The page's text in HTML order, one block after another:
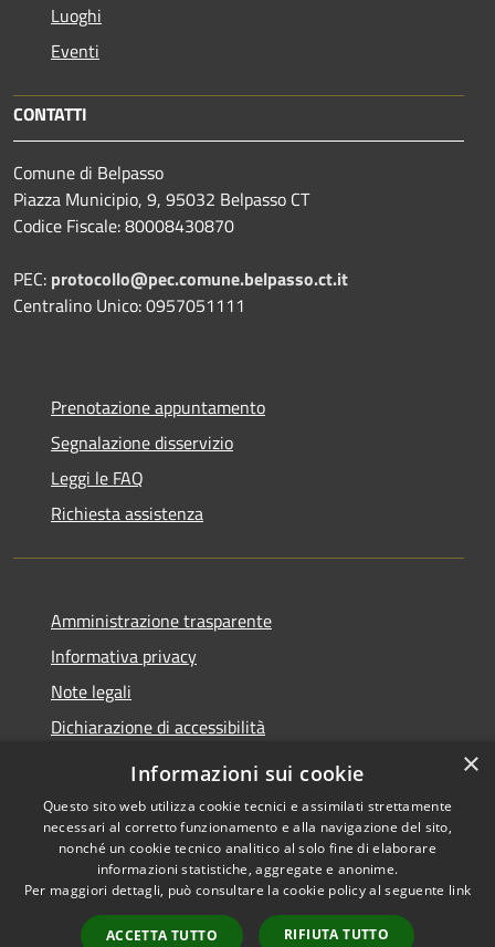
Luoghi
Eventi
CONTATTI
Comune di Belpasso
Piazza Municipio, 9, 95032 Belpasso CT
Codice Fiscale: 80008430870
PEC: protocollo@pec.comune.belpasso.ct.it
Centralino Unico: 0957051111
Prenotazione appuntamento
Segnalazione disservizio
Leggi le FAQ
Richiesta assistenza
Amministrazione trasparente
Informativa privacy
Note legali
Dichiarazione di accessibilità
RSS
Accessibilità
Privacy
Copyright © 2026 • Comune di
Belpasso • Powered by
Municipium•Accesso
redazione
×
Informazioni sui cookie
Questo sito web utilizza cookie tecnici e assimilati strettamente
necessari al corretto funzionamento e alla navigazione del sito,
nonché un cookie tecnico analitico al solo fine di elaborare
informazioni statistiche, aggregate e anonime.
Per maggiori dettagli, può consultare la cookie policy al seguente link
ACCETTA TUTTO RIFIUTA TUTTO